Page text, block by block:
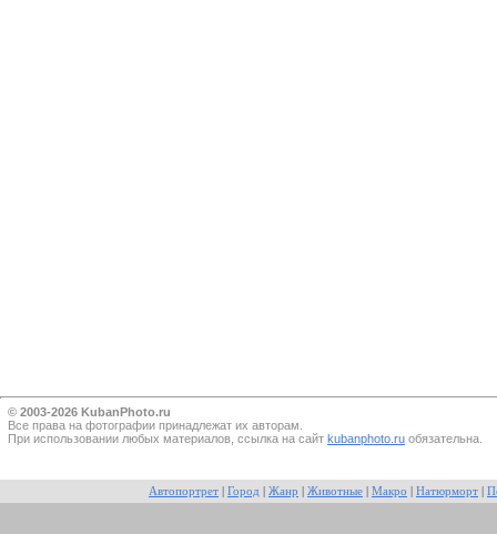
© 2003-2026 KubanPhoto.ru
Все прaва на фотографии принадлежат их авторам.
При использовании любых материалов, ссылка на сайт kubanphoto.ru обязательна.
Автопортрет Город Жанр Животные Макро Натюрморт